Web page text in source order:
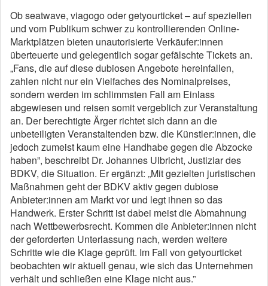
Ob seatwave, viagogo oder getyourticket – auf speziellen
und vom Publikum schwer zu kontrollierenden Online-
Marktplätzen bieten unautorisierte Verkäufer:innen
überteuerte und gelegentlich sogar gefälschte Tickets an.
„Fans, die auf diese dubiosen Angebote hereinfallen,
zahlen nicht nur ein Vielfaches des Nominalpreises,
sondern werden im schlimmsten Fall am Einlass
abgewiesen und reisen somit vergeblich zur Veranstaltung
an. Der berechtigte Ärger richtet sich dann an die
unbeteiligten Veranstaltenden bzw. die Künstler:innen, die
jedoch zumeist kaum eine Handhabe gegen die Abzocke
haben”, beschreibt Dr. Johannes Ulbricht, Justiziar des
BDKV, die Situation. Er ergänzt: „Mit gezielten juristischen
Maßnahmen geht der BDKV aktiv gegen dubiose
Anbieter:innen am Markt vor und legt ihnen so das
Handwerk. Erster Schritt ist dabei meist die Abmahnung
nach Wettbewerbsrecht. Kommen die Anbieter:innen nicht
der geforderten Unterlassung nach, werden weitere
Schritte wie die Klage geprüft. Im Fall von getyourticket
beobachten wir aktuell genau, wie sich das Unternehmen
verhält und schließen eine Klage nicht aus.”